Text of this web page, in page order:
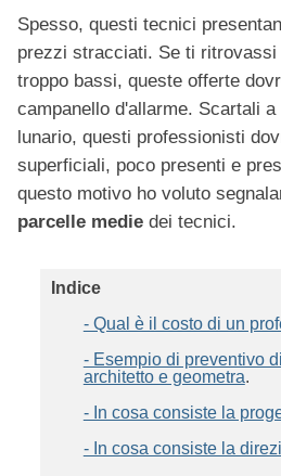
Spesso, questi tecnici
prezzi stracciati. Se ti
troppo bassi, queste offerte
campanello d'allarme. Scartali
lunario, questi professionisti
superficiali, poco presenti e
questo motivo ho voluto
parcelle medie dei tecnici.
Indice
- Qual è il costo di un
- Esempio di preventivo
architetto e geometra.
- In cosa consiste la
- In cosa consiste la